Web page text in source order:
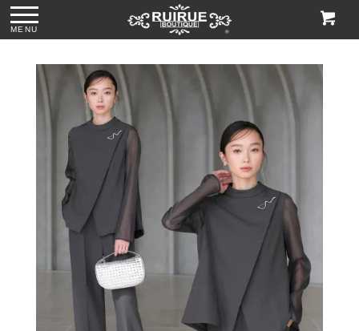
MENU
●グリッターチャン
●ビジューハンドル
●格子柄ビーズ刺繍